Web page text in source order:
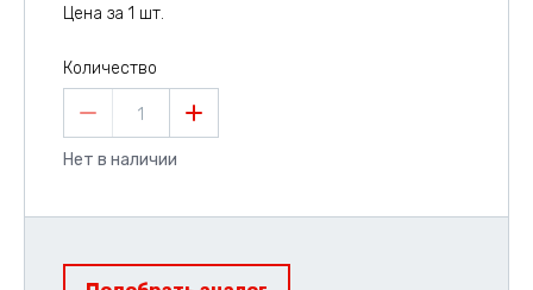
Цена за 1 шт.
Количество
1
Нет в наличии